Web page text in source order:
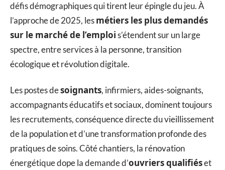
défis démographiques qui tirent leur épingle du jeu. À
l’approche de 2025, lesmétiers les plus demandés
sur le marché de l’emplois’étendent sur un large
spectre, entre services à la personne, transition
écologique et révolution digitale.
Les postes desoignants, infirmiers, aides-soignants,
accompagnants éducatifs et sociaux, dominent toujours
les recrutements, conséquence directe du vieillissement
de la population et d’une transformation profonde des
pratiques de soins. Côté chantiers, la rénovation
énergétique dope la demande d’ouvriers qualifiéset